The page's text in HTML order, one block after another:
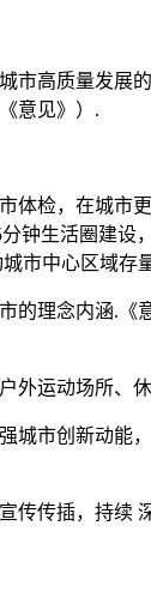
高质量发
意见》）.
检，在城
钟生活圈建
市中心区域存
的理念内涵.
外运动场所、
城市创新动
传传插，持续